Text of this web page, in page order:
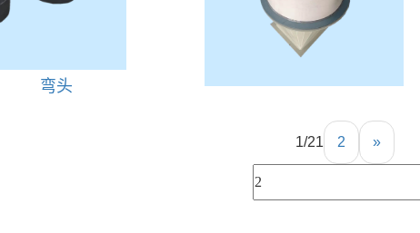
弯头
1/21 2 »